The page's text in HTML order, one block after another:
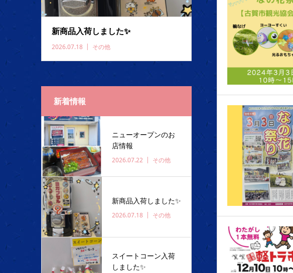
新商品入荷しました✨️
2026.07.18 その他
新着情報
ニューオープンのお
店情報
2026.07.22 その他
新商品入荷しました✨️
2026.07.18 その他
スイートコーン入荷
しました✨️